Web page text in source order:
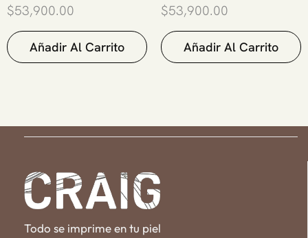
$53,900.00
Añadir Al Carrito
$53,900.00
Añadir Al Carrito
Todo se imprime en tu piel